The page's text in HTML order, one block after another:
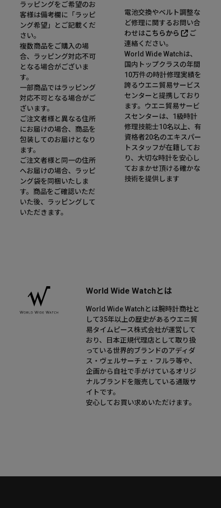
ラッピングをご希望のお
客様は備考欄に「ラッピ
ング希望」とご記載くだ
さい。
複数商品をご購入の場
合、ラッピング対応不可
となる場合がございま
す。
一部商品ではラッピング
対応不可となる場合がご
ざいます。
ご注文者様と異なる住所
にお届けの場合、商品を
包装してのお届けとなり
ます。
ご注文者様と同一の住所
へお届けの場合、ラッピ
ング袋を同梱いたしま
す。商品をご確認いただ
いた後、ラッピングして
いただきます。
電池交換やベルト調整な
ど修理に関するお問い合
わせはこちらから
ご
連絡ください。
World Wide Watchは、
国内トップクラスの年間
10万件の時計修理実績を
誇るウエニ貿易サービス
センターと提携しており
ます。ウエニ貿易サービ
スセンターは、1級時計
修理技能士10名以上、有
資格者20名のエキスパー
トスタッフが在籍してお
り、大切な時計を安心し
ておまかせ頂ける確かな
技術を提供します
World Wide Watchとは
World Wide Watchとは腕時計商社と
して35年以上の歴史があるウエニ貿
易タイムピース株式会社が運営して
おり、日本正規代理店として取り扱
っている世界的ブランドのアディダ
ス・ヴェルサーチェ・フルラ等や、
企画から自社で手がけているオリジ
ナルブランドを販売している通販サ
イトです。
安心してお買い求めいただけます。